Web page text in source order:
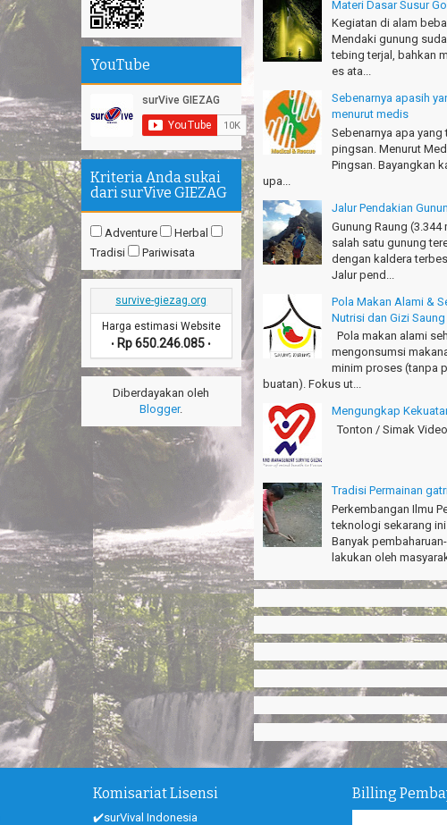
YouTube
Kriteria Anda sukai
dari surVive GIEZAG
Adventure
Herbal
Tradisi
Pariwisata
survive-giezag.org
Harga estimasi Website
• Rp 650.246.085 •
Diberdayakan oleh
Blogger.
Thanks!
Michael - Sydney
Thanks Bodyrafting Green canyon,
seru
Santoso - Kudus
Seru banget Pantai Batukaras!
Sudrajat - Kuningan
エキサイティングなツアー。あり
Pangandaran
Nakata-Osaka Japan
Amazing palace
Hiromi - Fukusima Japan
Materi Dasar Susur
Kegiatan di alam
Mendaki gunung
tebing terjal, bahkan
es ata...
Sebenarnya apasih
menurut medis
Sebenarnya apa
pingsan. Menurut
Pingsan. Bayangkan
upa...
Jalur Pendakian
Gunung Raung
salah satu gunung
dengan kaldera
Jalur pend...
Pola Makan Alami &
Nutrisi dan Gizi
Pola makan alami
mengonsumsi
minim proses (tanpa
buatan). Fokus ut...
Mengungkap
Tonton / Simak
Tradisi Permainan
Perkembangan Ilmu
teknologi sekarang
Banyak
lakukan oleh
Komisariat Lisensi
✔️surVival Indonesia
Billing